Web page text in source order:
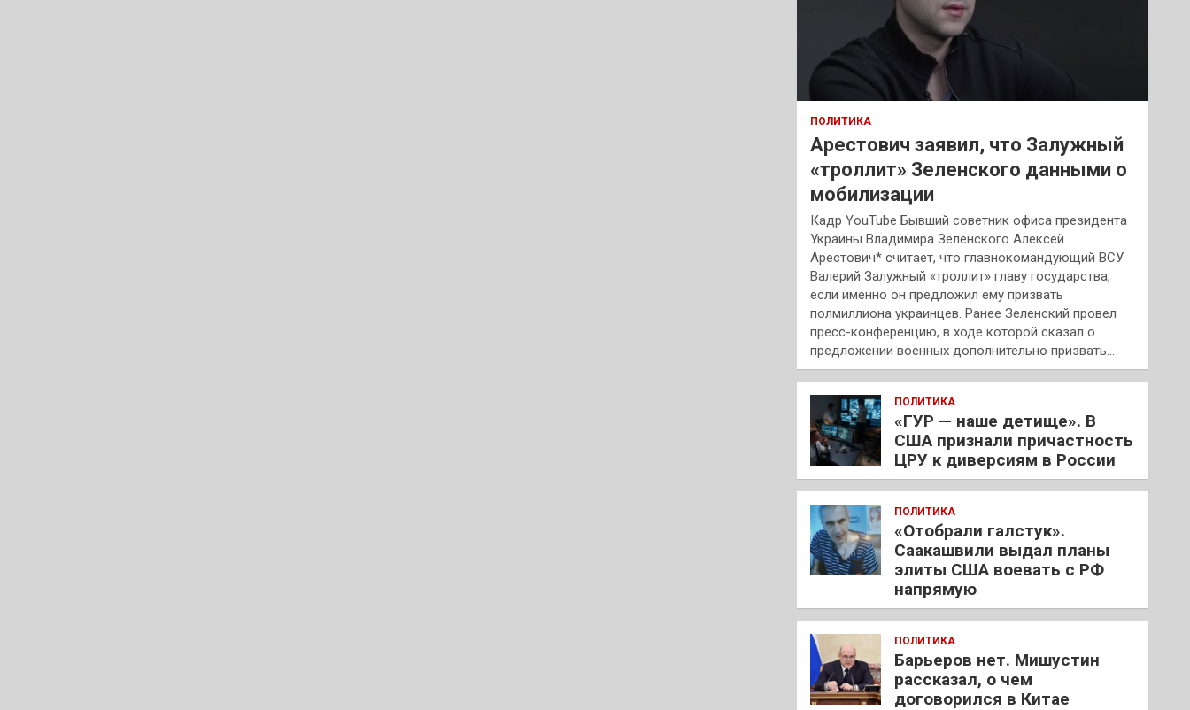
ПОЛИТИКА
Арестович заявил, что Залужный
«троллит» Зеленского данными о
мобилизации
Кадр YouTube Бывший советник офиса президента
Украины Владимира Зеленского Алексей
Арестович* считает, что главнокомандующий ВСУ
Валерий Залужный «троллит» главу государства,
если именно он предложил ему призвать
полмиллиона украинцев. Ранее Зеленский провел
пресс-конференцию, в ходе которой сказал о
предложении военных дополнительно призвать…
ПОЛИТИКА
«ГУР — наше детище». В
США признали причастность
ЦРУ к диверсиям в России
ПОЛИТИКА
«Отобрали галстук».
Саакашвили выдал планы
элиты США воевать с РФ
напрямую
ПОЛИТИКА
Барьеров нет. Мишустин
рассказал, о чем
договорился в Китае